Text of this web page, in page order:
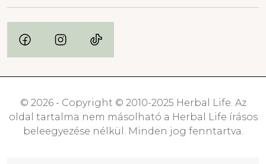
© 2026 - Copyright © 2010-2025 Herbal Life. Az
oldal tartalma nem másolható a Herbal Life írásos
beleegyezése nélkül. Minden jog fenntartva.